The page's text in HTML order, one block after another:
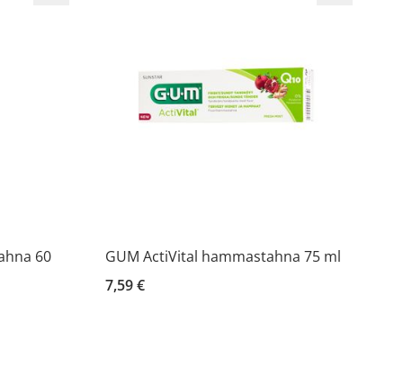
60
GUM ActiVital hammastahna 75 ml
7,59 €